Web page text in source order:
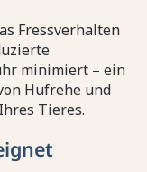
Fressverhalten
minimiert – ein
Hufrehe und
Tieres.